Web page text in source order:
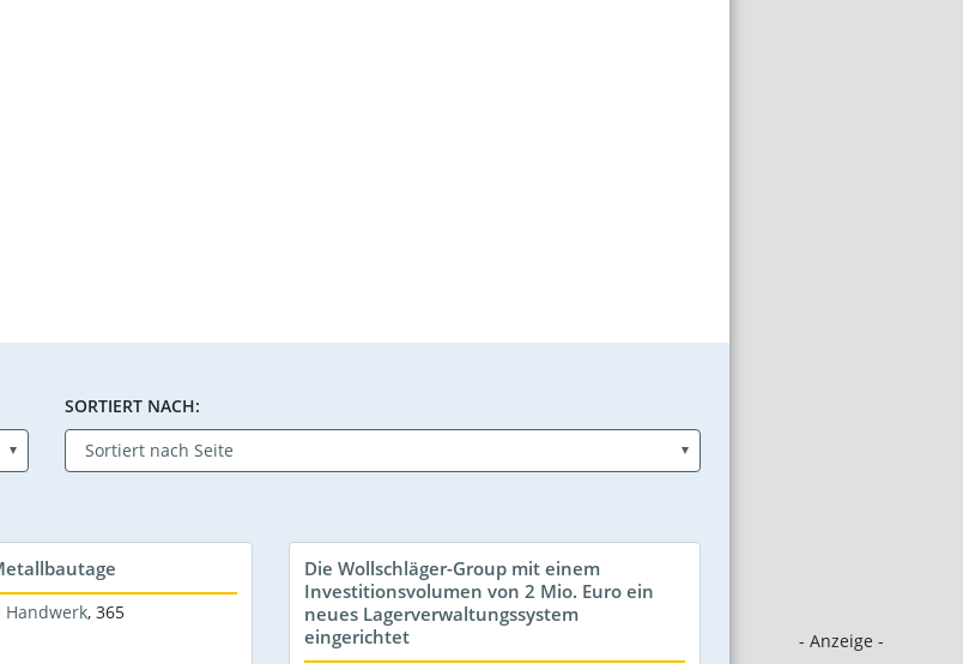
- Anzeige -
SORTIERT NACH:
, 365
Die Wollschläger-Group mit einem
Investitionsvolumen von 2 Mio. Euro ein
neues Lagerverwaltungssystem
eingerichtet